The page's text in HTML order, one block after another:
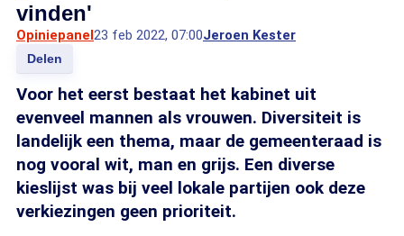
vinden'
Opiniepanel23 feb 2022, 07:00Jeroen Kester
Delen
Voor het eerst bestaat het kabinet uit
evenveel mannen als vrouwen. Diversiteit is
landelijk een thema, maar de gemeenteraad is
nog vooral wit, man en grijs. Een diverse
kieslijst was bij veel lokale partijen ook deze
verkiezingen geen prioriteit.